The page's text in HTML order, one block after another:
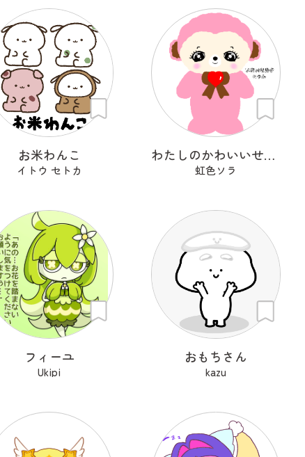
お米わんこ
イトウ セトカ
わたしのかわいいせかい
虹色ソラ
フィーユ
Ukipi
おもちさん
kazu